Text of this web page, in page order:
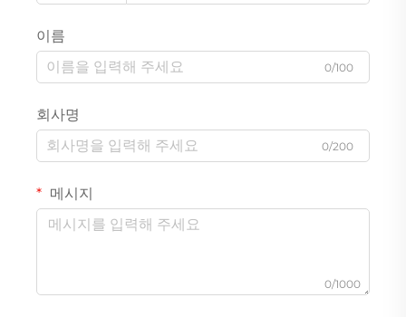
이름
0/100
회사명
0/200
메시지
0/1000